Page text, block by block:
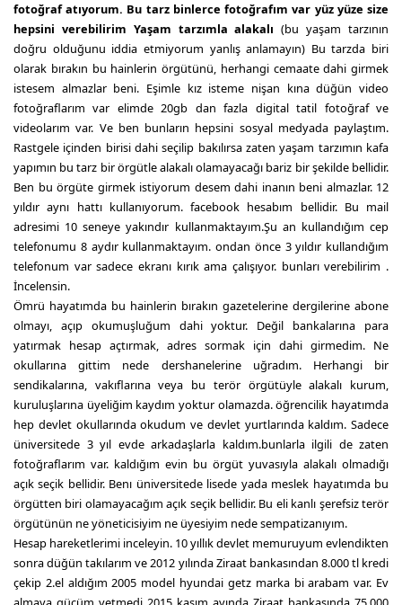
fotoğraf atıyorum. Bu tarz binlerce fotoğrafım var yüz yüze size
hepsini verebilirim Yaşam tarzımla alakalı (bu yaşam tarzının
doğru olduğunu iddia etmiyorum yanlış anlamayın) Bu tarzda biri
olarak bırakın bu hainlerin örgütünü, herhangi cemaate dahi girmek
istesem almazlar beni. Eşimle kız isteme nişan kına düğün video
fotoğraflarım var elimde 20gb dan fazla digital tatil fotoğraf ve
videolarım var. Ve ben bunların hepsini sosyal medyada paylaştım.
Rastgele içinden birisi dahi seçilip bakılırsa zaten yaşam tarzımın kafa
yapımın bu tarz bir örgütle alakalı olamayacağı bariz bir şekilde bellidir.
Ben bu örgüte girmek istiyorum desem dahi inanın beni almazlar. 12
yıldır aynı hattı kullanıyorum. facebook hesabım bellidir. Bu mail
adresimi 10 seneye yakındır kullanmaktayım.Şu an kullandığım cep
telefonumu 8 aydır kullanmaktayım. ondan önce 3 yıldır kullandığım
telefonum var sadece ekranı kırık ama çalışıyor. bunları verebilirim .
İncelensin.
Ömrü hayatımda bu hainlerin bırakın gazetelerine dergilerine abone
olmayı, açıp okumuşluğum dahi yoktur. Değil bankalarına para
yatırmak hesap açtırmak, adres sormak için dahi girmedim. Ne
okullarına gittim nede dershanelerine uğradım. Herhangi bir
sendikalarına, vakıflarına veya bu terör örgütüyle alakalı kurum,
kuruluşlarına üyeliğim kaydım yoktur olamazda. öğrencilik hayatımda
hep devlet okullarında okudum ve devlet yurtlarında kaldım. Sadece
üniversitede 3 yıl evde arkadaşlarla kaldım.bunlarla ilgili de zaten
fotoğraflarım var. kaldığım evin bu örgüt yuvasıyla alakalı olmadığı
açık seçik bellidir. Benı üniversitede lisede yada meslek hayatımda bu
örgütten biri olamayacağım açık seçik bellidir. Bu eli kanlı şerefsiz terör
örgütünün ne yöneticisiyim ne üyesiyim nede sempatizanıyım.
Hesap hareketlerimi inceleyin. 10 yıllık devlet memuruyum evlendikten
sonra düğün takılarım ve 2012 yılında Ziraat bankasından 8.000 tl kredi
çekip 2.el aldığım 2005 model hyundai getz marka bi arabam var. Ev